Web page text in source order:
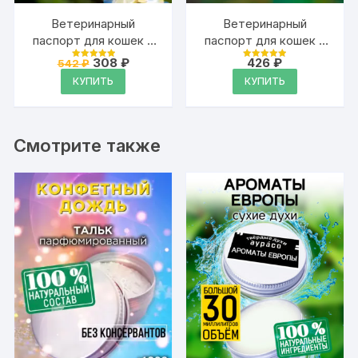
Ветеринарный
паспорт для кошек и
собак
международный
Оценка
из 5
542₽Первоначальная
цена
составляла
542 ₽.
308 ₽Текущая
КУПИТЬ
Ветеринарный
паспорт для кошек и
собак
международный
Оценка
из 5
426₽
КУПИТЬ
Смотрите также